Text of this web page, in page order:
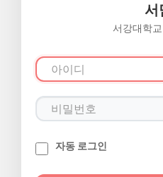
서
서강대학
자동 로그인